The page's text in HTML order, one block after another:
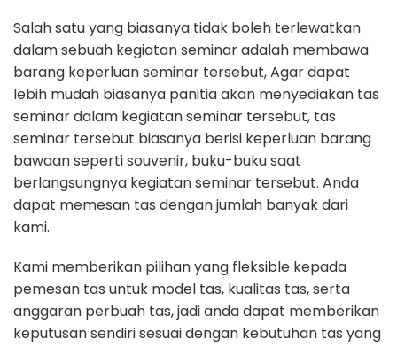
Salah satu yang biasanya tidak boleh terlewatkan
dalam sebuah kegiatan seminar adalah membawa
barang keperluan seminar tersebut, Agar dapat
lebih mudah biasanya panitia akan menyediakan tas
seminar dalam kegiatan seminar tersebut, tas
seminar tersebut biasanya berisi keperluan barang
bawaan seperti souvenir, buku-buku saat
berlangsungnya kegiatan seminar tersebut. Anda
dapat memesan tas dengan jumlah banyak dari
kami.
Kami memberikan pilihan yang fleksible kepada
pemesan tas untuk model tas, kualitas tas, serta
anggaran perbuah tas, jadi anda dapat memberikan
keputusan sendiri sesuai dengan kebutuhan tas yang